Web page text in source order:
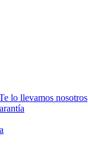
lo llevamos nosotros